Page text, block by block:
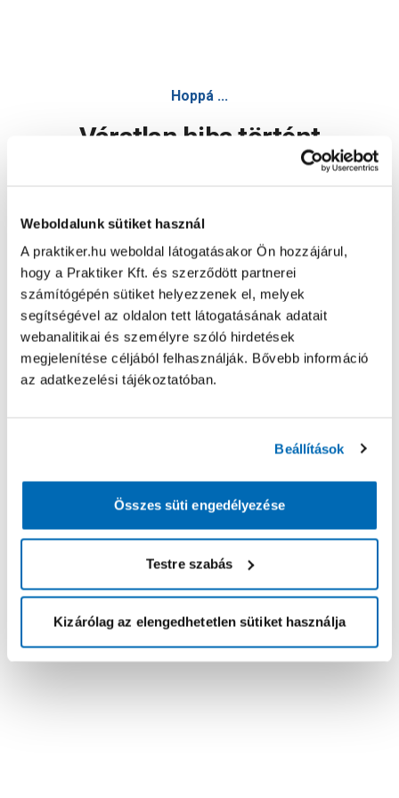
Weboldalunk sütiket használ
A praktiker.hu weboldal látogatásakor Ön hozzájárul,
hogy a Praktiker Kft. és szerződött partnerei
számítógépén sütiket helyezzenek el, melyek
segítségével az oldalon tett látogatásának adatait
webanalitikai és személyre szóló hirdetések
megjelenítése céljából felhasználják. Bővebb információ
az adatkezelési tájékoztatóban.
Beállítások
Összes süti engedélyezése
Testre szabás
Kizárólag az elengedhetetlen sütiket használja
Hoppá ...
Váratlan hiba történt
Oldal újratöltése